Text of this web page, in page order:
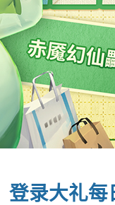
登录大礼每